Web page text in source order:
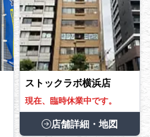
ストックラボ横浜店
現在、臨時休業中です。
店舗詳細・地図